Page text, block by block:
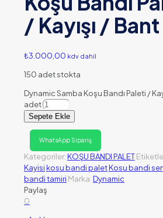
/ Kayışı / Bant
₺3.000,00 kdv dahil
150 adet stokta
Dynamic Samba Koşu Bandı Paleti /
adet
Sepete Ekle
WhatsApp Sipariş
Kategoriler:KOŞU BANDI PALET
Kayisikosu bandi paletKosu bandi
bandi tamiri Marka:Dynamic
Paylaş
0